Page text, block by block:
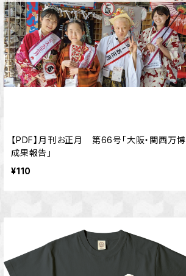
【PDF】月刊お正月 第66号「大阪・関西万博
成果報告」
¥110